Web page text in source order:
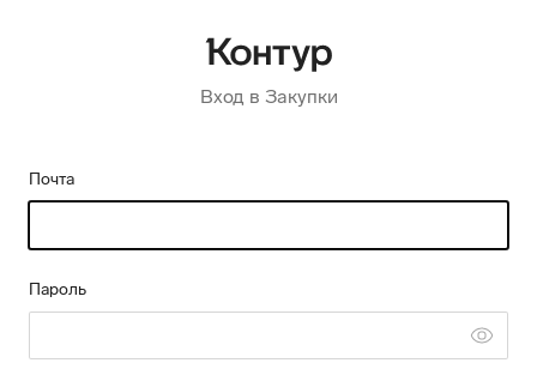
Вход в Закупки
Почта
Пароль